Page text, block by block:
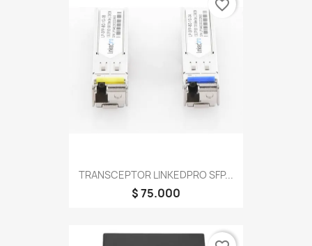
TRANSCEPTOR LINKEDPRO SFP...
$ 75.000
favorite_border